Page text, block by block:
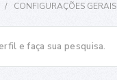
/ CONFIGURAÇÕES GERAIS